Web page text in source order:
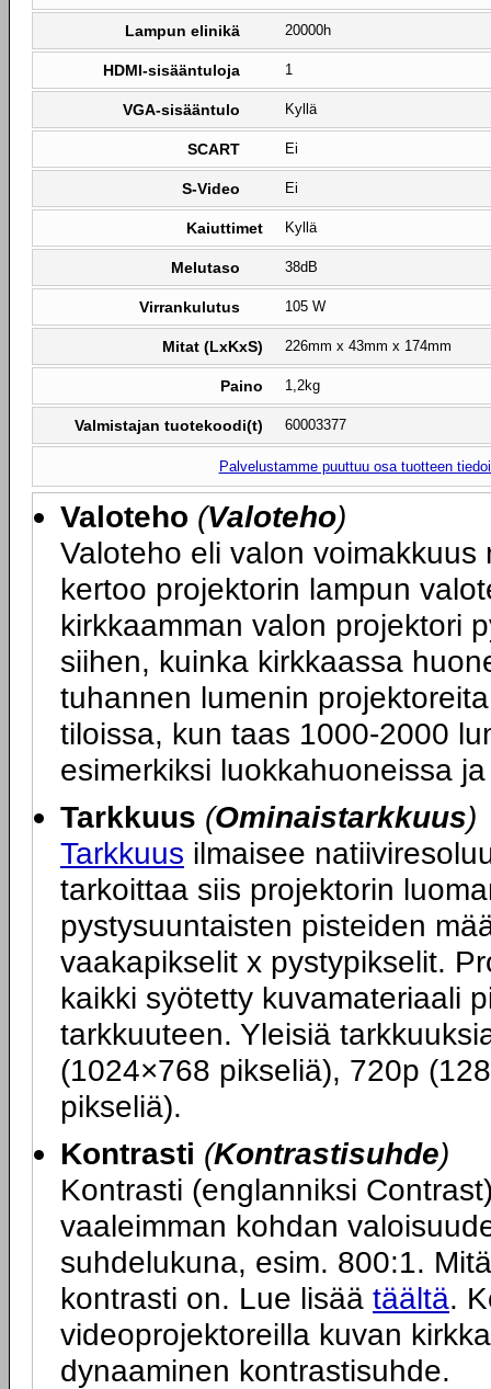
Lampun elinikä 20000h
HDMI-sisääntuloja 1
VGA-sisääntulo Kyllä
SCART Ei
S-Video Ei
Kaiuttimet Kyllä
Melutaso 38dB
Virrankulutus 105 W
Mitat (LxKxS) 226mm x 43mm x 174mm
Paino 1,2kg
Valmistajan tuotekoodi(t) 60003377
Palvelustamme puuttuu osa tuotteen
Valoteho (Valoteho)
Valoteho eli valon
kertoo projektorin lampun
kirkkaamman valon projektori
siihen, kuinka kirkkaassa
tuhannen lumenin
tiloissa, kun taas 1000-2000
esimerkiksi luokkahuoneissa
Tarkkuus (Ominaistarkkuus)
Tarkkuus ilmaisee
tarkoittaa siis projektorin
pystysuuntaisten pisteiden
vaakapikselit x pystypikselit.
kaikki syötetty kuvamateriaali
tarkkuuteen. Yleisiä
(1024×768 pikseliä), 720p
pikseliä).
Kontrasti (Kontrastisuhde)
Kontrasti (englanniksi
vaaleimman kohdan
suhdelukuna, esim. 800:1.
kontrasti on. Lue lisää täältä.
videoprojektoreilla kuvan
dynaaminen kontrastisuhde.